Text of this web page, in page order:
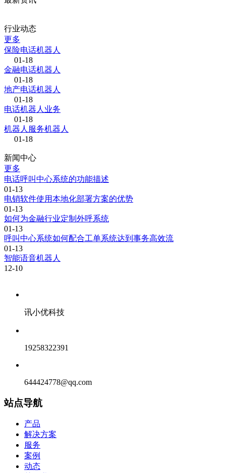
行业动态
更多
保险电话机器人
01-18
金融电话机器人
01-18
地产电话机器人
01-18
电话机器人业务
01-18
机器人服务机器人
01-18
新闻中心
更多
电话呼叫中心系统的功能描述
01-13
电销软件使用本地化部署方案的优势
01-13
如何为金融行业定制外呼系统
01-13
呼叫中心系统如何配合工单系统达到事务高效流
01-13
智能语音机器人
12-10
讯小优科技
19258322391
644424778@qq.com
站点导航
产品
解决方案
服务
案例
动态